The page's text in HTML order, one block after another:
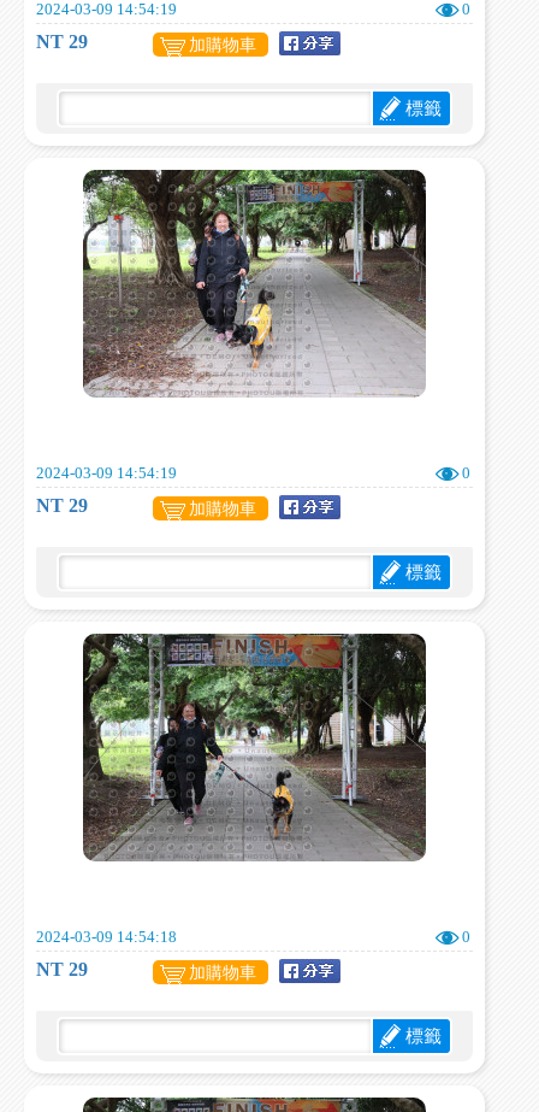
2024-03-09 14:54:19 0
NT 29 加購物車
標籤
2024-03-09 14:54:19 0
NT 29 加購物車
標籤
2024-03-09 14:54:18 0
NT 29 加購物車
標籤